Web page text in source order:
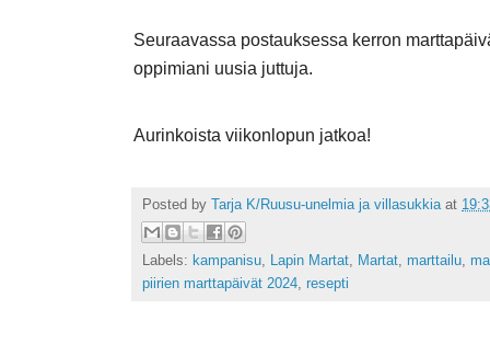
Seuraavassa postauksessa kerron
oppimiani uusia juttuja.
Aurinkoista viikonlopun jatkoa!
Posted by Tarja K/Ruusu-unelmia ja villasukkia at
Labels: kampanisu, Lapin Martat, Martat, marttailu,
piirien marttapäivät 2024, resepti